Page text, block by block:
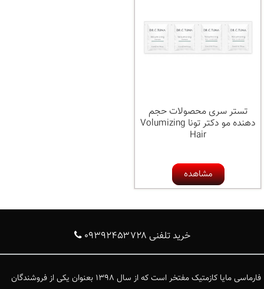
تستر سری محصولات حجم
دهنده مو دکتر تونا Volumizing
Hair
مشاهده
خرید تلفنی ۰۹۳۹۲۴۵۳۷۲۸
فارماسی مایا کازمتیک مفتخر است که از سال ۱۳۹۸ بعنوان یکی از فروشندگان